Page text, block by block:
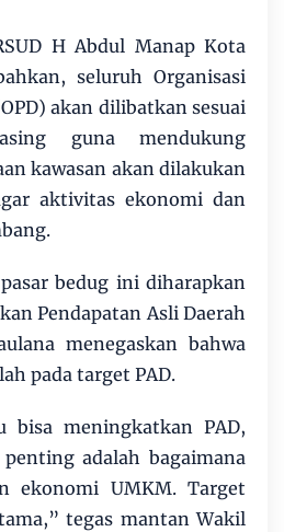
H Abdul Manap Kota
seluruh Organisasi
akan dilibatkan sesuai
guna mendukung
kawasan akan dilakukan
aktivitas ekonomi dan
bedug ini diharapkan
Pendapatan Asli Daerah
menegaskan bahwa
pada target PAD.
bisa meningkatkan PAD,
adalah bagaimana
ekonomi UMKM. Target
tegas mantan Wakil